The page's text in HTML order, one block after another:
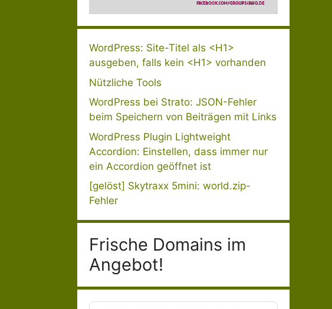
WordPress: Site-Titel als <H1>
ausgeben, falls kein <H1> vorhanden
Nützliche Tools
WordPress bei Strato: JSON-Fehler
beim Speichern von Beiträgen mit Links
WordPress Plugin Lightweight
Accordion: Einstellen, dass immer nur
ein Accordion geöffnet ist
[gelöst] Skytraxx 5mini: world.zip-
Fehler
Frische Domains im
Angebot!